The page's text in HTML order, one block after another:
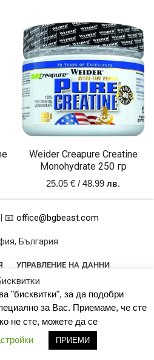
Weider Creapure Creatine
Monohydrate 250 гр
25.05€ / 48.99 лв.
| 📧 office@bgbeast.com
България
УПРАВЛЕНИЕ НА ДАННИ
права запазени!
BY HK
"бисквитки", за да подобри
за Вас. Приемаме, че сте
не сте, можете да се
ПРИЕМИ